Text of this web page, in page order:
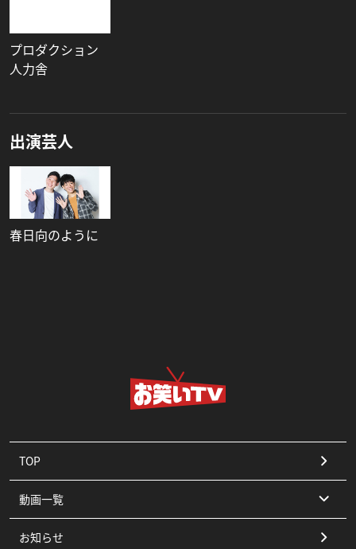
プロダクション
人力舎
出演芸人
春日向のように
TOP
動画一覧
コント
お知らせ